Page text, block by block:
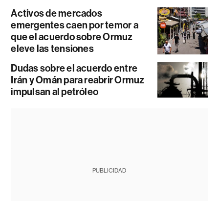
Activos de mercados
emergentes caen por temor a
que el acuerdo sobre Ormuz
eleve las tensiones
Dudas sobre el acuerdo entre
Irán y Omán para reabrir Ormuz
impulsan al petróleo
PUBLICIDAD